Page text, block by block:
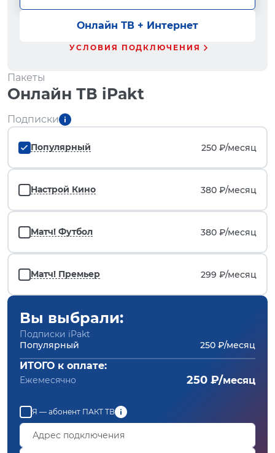
Онлайн ТВ + Интернет
УСЛОВИЯ ПОДКЛЮЧЕНИЯ
Пакеты
Онлайн ТВ iPakt
Подписки
Популярный 250 ₽/месяц
Настрой Кино 380 ₽/месяц
Матч! Футбол 380 ₽/месяц
Матч! Премьер 299 ₽/месяц
Вы выбрали:
Подписки iPakt
Популярный
250 ₽/месяц
ИТОГО к оплате:
Ежемесячно 250 ₽/месяц
Я — абонент ПАКТ ТВ